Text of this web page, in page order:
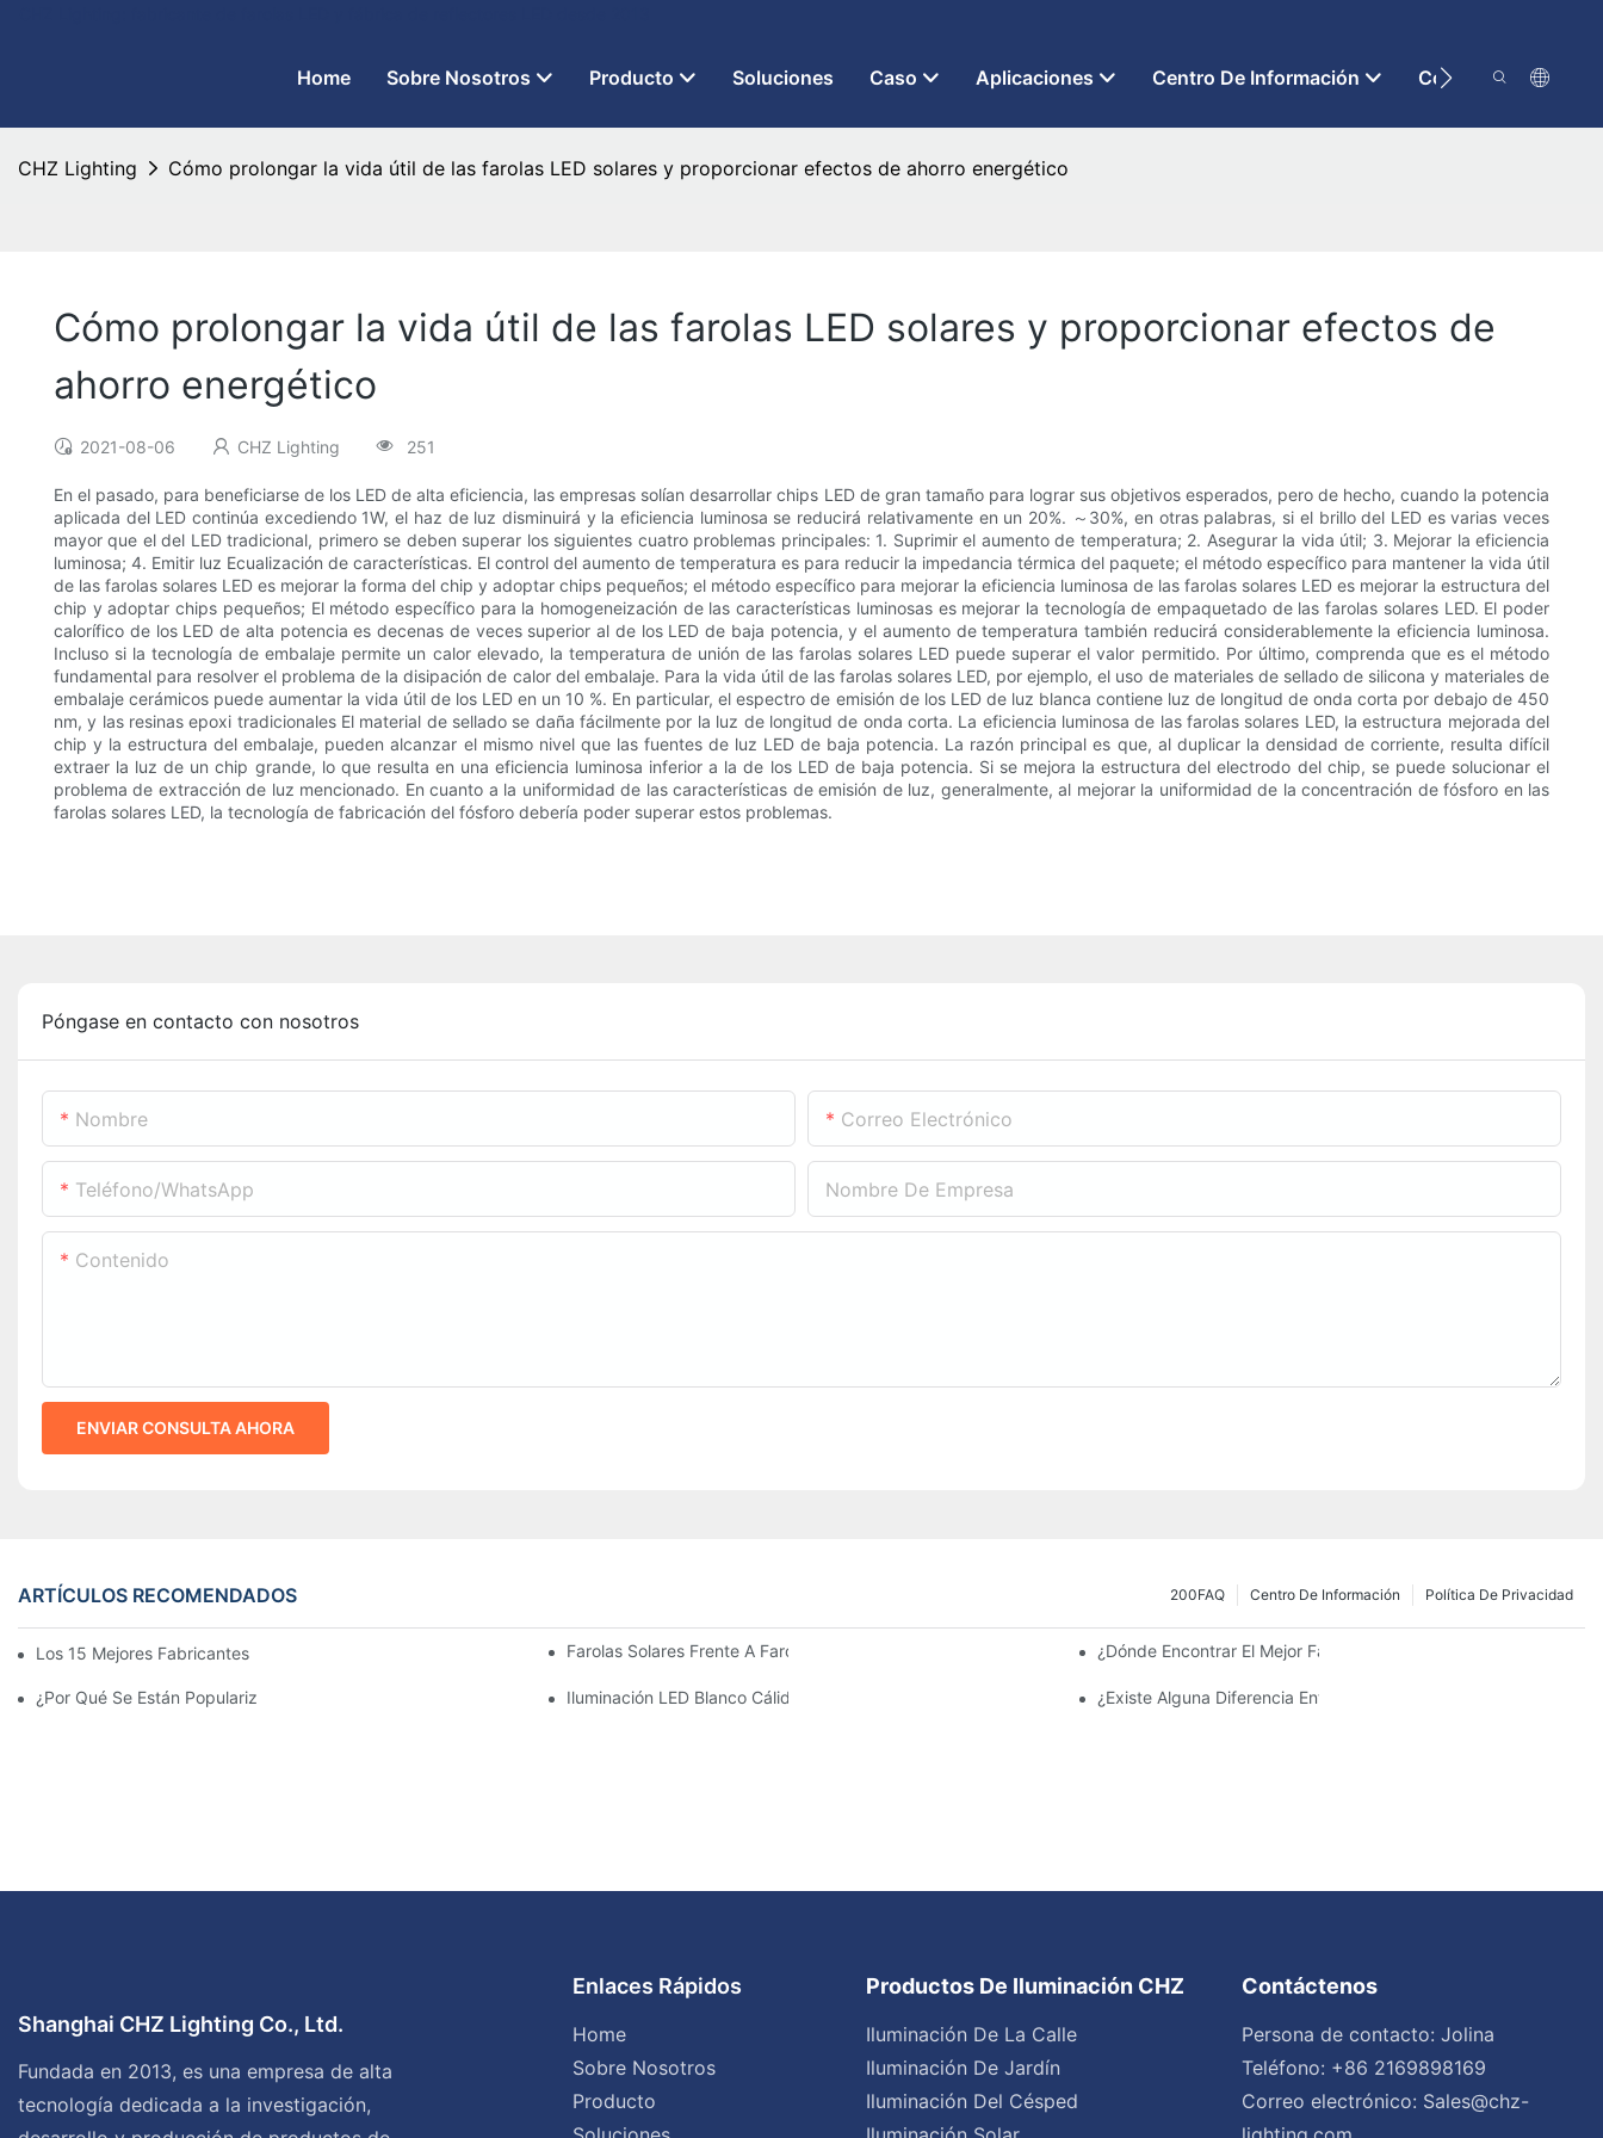
Home Sobre Nosotros Producto Soluciones Caso Aplicaciones Centro De Información Contáctenos
CHZ Lighting Cómo prolongar la vida útil de las farolas LED solares y proporcionar efectos de ahorro energético
Cómo prolongar la vida útil de las farolas LED solares y proporcionar efectos de
ahorro energético
2021-08-06 CHZ Lighting 251
En el pasado, para beneficiarse de los LED de alta eficiencia, las empresas solían desarrollar chips LED de gran tamaño para lograr sus objetivos esperados, pero de hecho, cuando la potencia
aplicada del LED continúa excediendo 1W, el haz de luz disminuirá y la eficiencia luminosa se reducirá relativamente en un 20%. ～30%, en otras palabras, si el brillo del LED es varias veces
mayor que el del LED tradicional, primero se deben superar los siguientes cuatro problemas principales: 1. Suprimir el aumento de temperatura; 2. Asegurar la vida útil; 3. Mejorar la eficiencia
luminosa; 4. Emitir luz Ecualización de características. El control del aumento de temperatura es para reducir la impedancia térmica del paquete; el método específico para mantener la vida útil
de las farolas solares LED es mejorar la forma del chip y adoptar chips pequeños; el método específico para mejorar la eficiencia luminosa de las farolas solares LED es mejorar la estructura del
chip y adoptar chips pequeños; El método específico para la homogeneización de las características luminosas es mejorar la tecnología de empaquetado de las farolas solares LED. El poder
calorífico de los LED de alta potencia es decenas de veces superior al de los LED de baja potencia, y el aumento de temperatura también reducirá considerablemente la eficiencia luminosa.
Incluso si la tecnología de embalaje permite un calor elevado, la temperatura de unión de las farolas solares LED puede superar el valor permitido. Por último, comprenda que es el método
fundamental para resolver el problema de la disipación de calor del embalaje. Para la vida útil de las farolas solares LED, por ejemplo, el uso de materiales de sellado de silicona y materiales de
embalaje cerámicos puede aumentar la vida útil de los LED en un 10 %. En particular, el espectro de emisión de los LED de luz blanca contiene luz de longitud de onda corta por debajo de 450
nm, y las resinas epoxi tradicionales El material de sellado se daña fácilmente por la luz de longitud de onda corta. La eficiencia luminosa de las farolas solares LED, la estructura mejorada del
chip y la estructura del embalaje, pueden alcanzar el mismo nivel que las fuentes de luz LED de baja potencia. La razón principal es que, al duplicar la densidad de corriente, resulta difícil
extraer la luz de un chip grande, lo que resulta en una eficiencia luminosa inferior a la de los LED de baja potencia. Si se mejora la estructura del electrodo del chip, se puede solucionar el
problema de extracción de luz mencionado. En cuanto a la uniformidad de las características de emisión de luz, generalmente, al mejorar la uniformidad de la concentración de fósforo en las
farolas solares LED, la tecnología de fabricación del fósforo debería poder superar estos problemas.
Póngase en contacto con nosotros
Nombre Correo Electrónico
Teléfono/WhatsApp Nombre De Empresa
Contenido
ENVIAR CONSULTA AHORA
ARTÍCULOS RECOMENDADOS Política De Privacidad
Centro De Información
200FAQ
Los 15 Mejores Fabricantes De Farolas Solares Del Mundo Farolas Solares Frente A Farolas Tradicionales: Coste, Retorno De La Inversión Y Eficiencia.¿Dónde Encontrar El Mejor Fabricante De Farolas Solares?
¿Por Qué Se Están Popularizando Las Farolas Solares? Iluminación LED Blanco Cálido Vs. Blanco Suave ¿Existe Alguna Diferencia Entre Las Luces Del Área De
Shanghai CHZ Lighting Co., Ltd.
Fundada en 2013, es una empresa de alta
tecnología dedicada a la investigación,
Enlaces Rápidos
Home
Sobre Nosotros
Producto
Productos De Iluminación CHZ
Iluminación De La Calle
Iluminación De Jardín
Iluminación Del Césped
Contáctenos
Persona de contacto: Jolina
Teléfono: +86 2169898169
Correo electrónico: Sales@chz-